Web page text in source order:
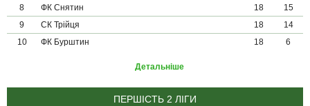
8
ФК Снятин 18
15
9
СК Трійця 18
14
10
ФК Бурштин 18 6
Детальніше
ПЕРШІСТЬ 2 ЛІГИ